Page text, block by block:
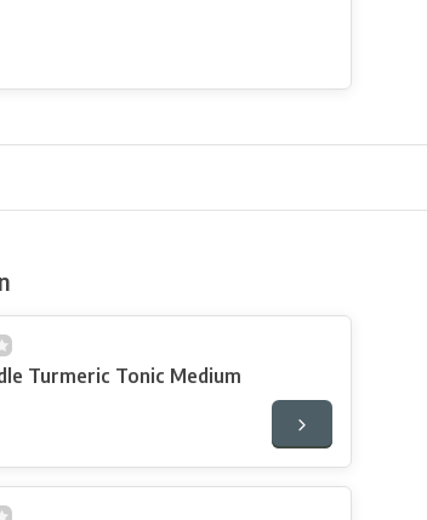
Turmeric Tonic Medium